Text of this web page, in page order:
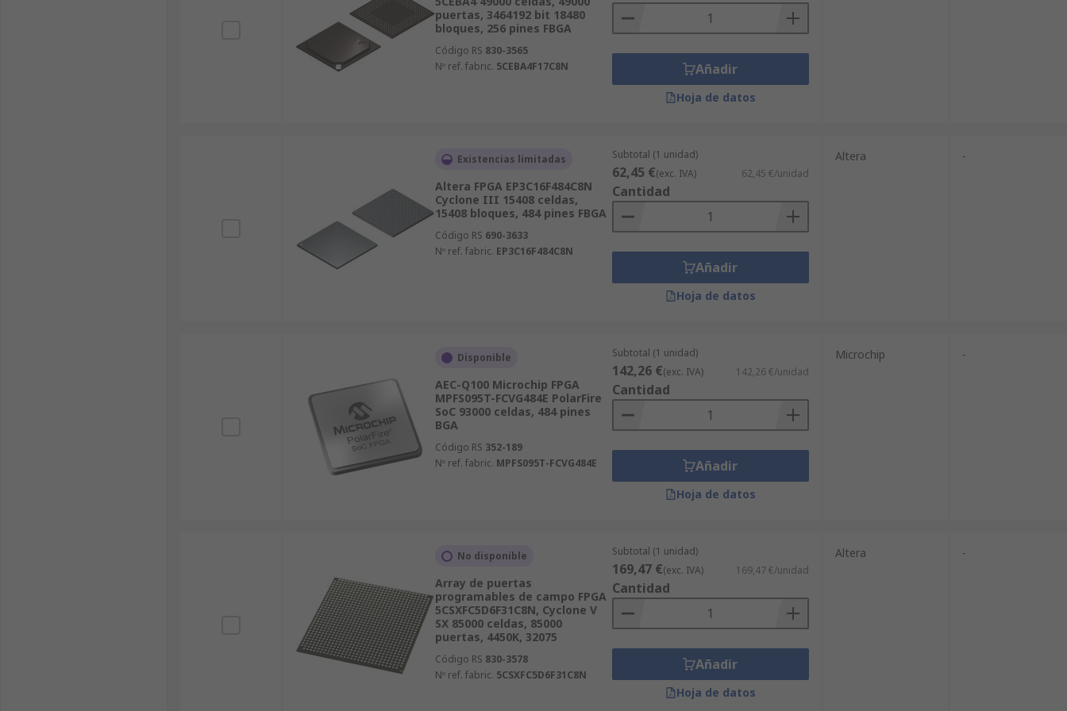
puertas, 3464192 bit 18480
bloques, 256 pines FBGA
Código RS 830-3565
Nº ref. fabric. 5CEBA4F17C8N Añadir
Hoja de datos
Existencias limitadas
Altera FPGA EP3C16F484C8N
Cyclone III 15408 celdas,
15408 bloques, 484 pines FBGA
Código RS 690-3633
Nº ref. fabric. EP3C16F484C8N
Subtotal (1 unidad)
62,45 €(exc. IVA) 62,45 €/unidad
Cantidad
Añadir
Hoja de datos
Altera -
Disponible
AEC-Q100 Microchip FPGA
MPFS095T-FCVG484E PolarFire
SoC 93000 celdas, 484 pines
BGA
Código RS 352-189
Nº ref. fabric. MPFS095T-FCVG484E
Subtotal (1 unidad)
142,26 €(exc. IVA) 142,26 €/unidad
Cantidad
Añadir
Hoja de datos
Microchip -
No disponible
Array de puertas
programables de campo FPGA
5CSXFC5D6F31C8N, Cyclone V
SX 85000 celdas, 85000
puertas, 4450K, 32075
Código RS 830-3578
Nº ref. fabric. 5CSXFC5D6F31C8N
Subtotal (1 unidad)
169,47 €(exc. IVA) 169,47 €/unidad
Cantidad
Añadir
Hoja de datos
Altera -